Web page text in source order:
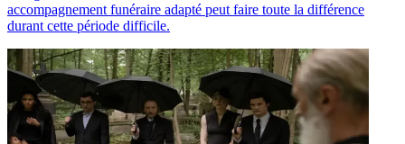
accompagnement funéraire adapté peut faire toute la différence
durant cette période difficile.